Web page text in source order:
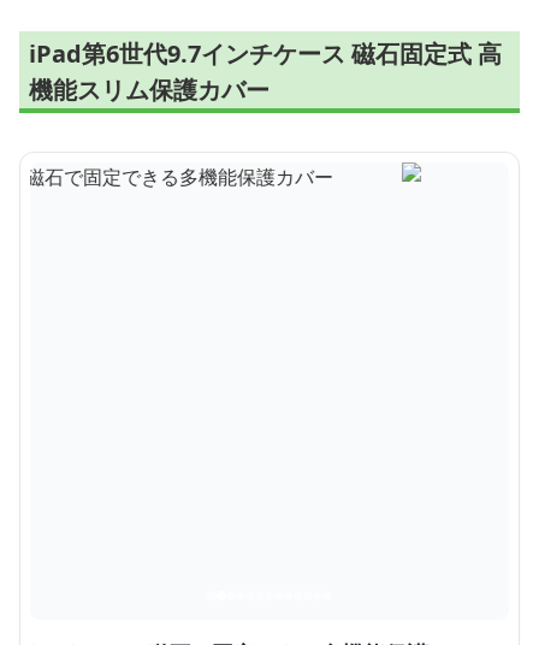
iPad第6世代9.7インチケース 磁石固定式 高
機能スリム保護カバー